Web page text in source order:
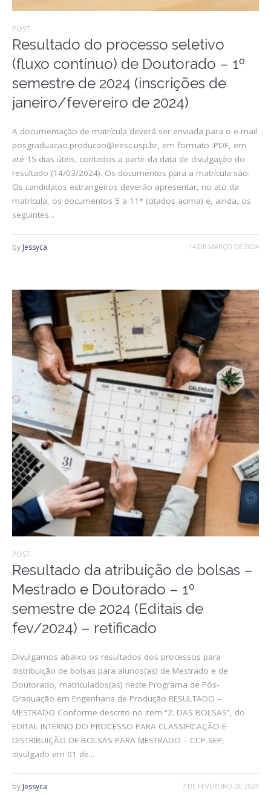
POST
Resultado do processo seletivo
(fluxo contínuo) de Doutorado – 1º
semestre de 2024 (inscrições de
janeiro/fevereiro de 2024)
A documentação de matrícula deverá ser enviada para o e-mail
posgraduacao.producao@eesc.usp.br, em formato .PDF, em
até 15 dias úteis, contados a partir da data de divulgação do
resultado (14/03/2024). Os documentos para a matrícula são:
Os candidatos estrangeiros deverão apresentar, no ato da
matrícula, os documentos 5 a 11* (citados acima) e, ainda, os
seguintes...
14 DE MARÇO DE 2024
by Jessyca
POST
Resultado da atribuição de bolsas –
Mestrado e Doutorado – 1º
semestre de 2024 (Editais de
fev/2024) – retificado
Divulgamos abaixo os resultados dos processos para
distribuição de bolsas para alunos(as) de Mestrado e de
Doutorado, matriculados(as) neste Programa de Pós-
Graduação em Engenharia de Produção RESULTADO –
MESTRADO Conforme descrito no item “2. DAS BOLSAS”, do
EDITAL INTERNO DO PROCESSO PARA CLASSIFICAÇÃO E
DISTRIBUIÇÃO DE BOLSAS PARA MESTRADO – CCP-SEP,
divulgado em 01 de...
7 DE FEVEREIRO DE 2024
by Jessyca